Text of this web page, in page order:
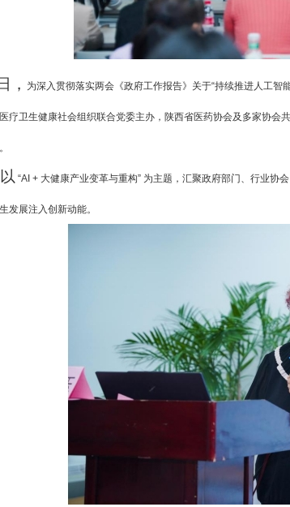
为深入贯彻落实两会《政府工作报告》关于“持续推进人工智
疗卫生健康社会组织联合党委主办，陕西省医药协会及多家协
“AI + 大健康产业变革与重构” 为主题，汇聚政府部门、行业
发展注入创新动能。